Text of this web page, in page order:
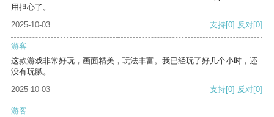
用担心了。
2025-10-03
支持[0] 反对[0]
游客
这款游戏非常好玩，画面精美，玩法丰富。我已经玩了好几个小时，还
没有玩腻。
2025-10-03
支持[0] 反对[0]
游客